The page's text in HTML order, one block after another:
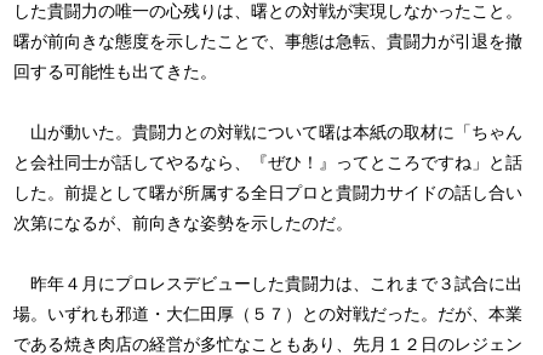
した貴闘力の唯一の心残りは、曙との対戦が実現しなかったこと。
曙が前向きな態度を示したことで、事態は急転、貴闘力が引退を撤
回する可能性も出てきた。
山が動いた。貴闘力との対戦について曙は本紙の取材に「ちゃん
と会社同士が話してやるなら、『ぜひ！』ってところですね」と話
した。前提として曙が所属する全日プロと貴闘力サイドの話し合い
次第になるが、前向きな姿勢を示したのだ。
昨年４月にプロレスデビューした貴闘力は、これまで３試合に出
場。いずれも邪道・大仁田厚（５７）との対戦だった。だが、本業
である焼き肉店の経営が多忙なこともあり、先月１２日のレジェン